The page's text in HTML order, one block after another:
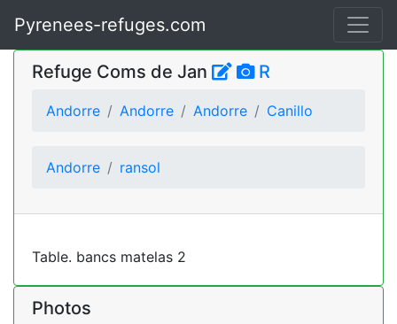
Pyrenees-refuges.com
Refuge Coms de Jan R
Andorre Andorre Andorre Canillo
Andorre ransol
Table. bancs matelas 2
Photos